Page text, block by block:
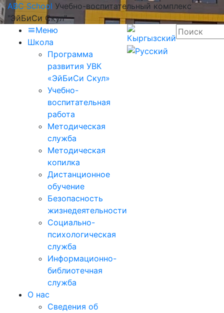
ABC School Учебно-воспитательный комплекс
"ЭйБиСи Скул"
Меню
Школа
Программа
развития УВК
«ЭйБиСи Скул»
Учебно-
воспитательная
работа
Методическая
служба
Методическая
копилка
Дистанционное
обучение
Безопасность
жизнедеятельности
Социально-
психологическая
служба
Информационно-
библиотечная
служба
О нас
Сведения об